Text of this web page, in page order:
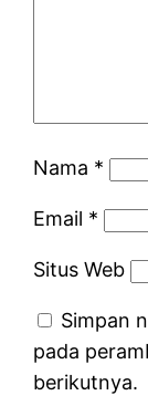
Nama *
Email *
Situs Web
Simpan
pada
berikutnya.